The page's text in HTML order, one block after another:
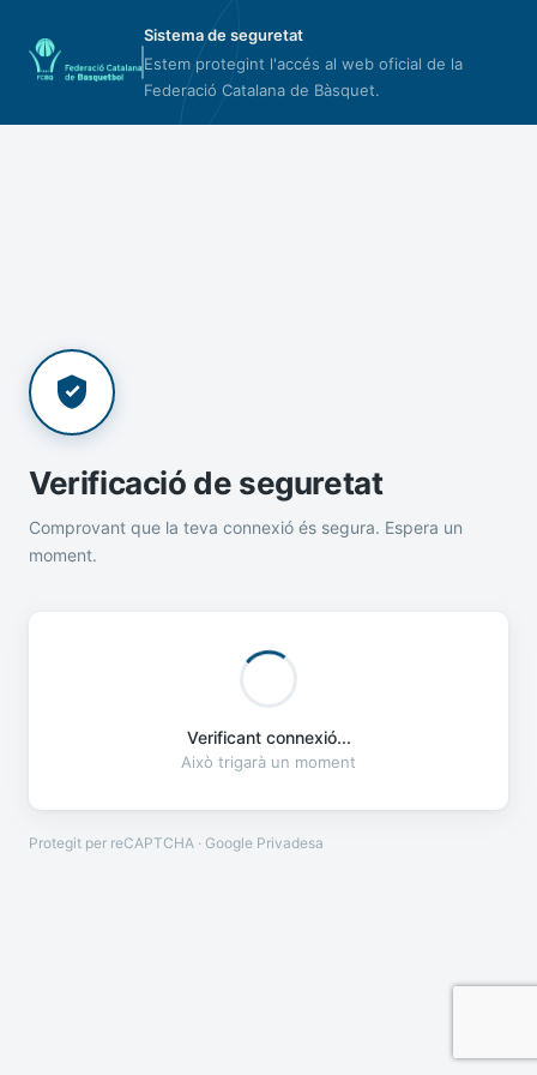
Sistema de seguretat
Estem protegint l'accés al web oficial de la
Federació Catalana de Bàsquet.
Verificació de seguretat
Comprovant que la teva connexió és segura. Espera un
moment.
Verificant connexió...
Això trigarà un moment
Protegit per reCAPTCHA · Google Privadesa